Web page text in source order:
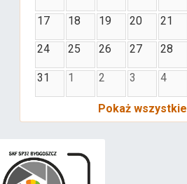
17 18 19 20 21
24 25 26 27 28
31 1 2 3 4
Pokaż wszystkie